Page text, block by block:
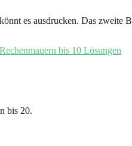
es ausdrucken. Das zweite
bis 20.